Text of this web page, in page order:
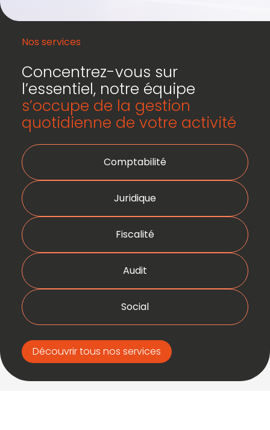
Nos services
Concentrez-vous sur
l’essentiel, notre équipe
s’occupe de la gestion
quotidienne de votre activité
Comptabilité
Juridique
Fiscalité
Audit
Social
Découvrir tous nos services